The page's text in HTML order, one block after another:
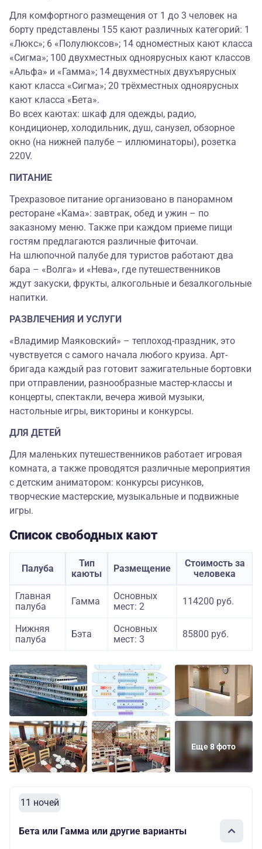
Для комфортного размещения от 1 до 3 человек на
борту представлены 155 кают различных категорий: 1
«Люкс»; 6 «Полулюксов»; 14 одноместных кают класса
«Сигма»; 100 двухместных одноярусных кают классов
«Альфа» и «Гамма»; 14 двухместных двухъярусных
кают класса «Сигма»; 20 трёхместных одноярусных
кают класса «Бета».
Во всех каютах: шкаф для одежды, радио,
кондиционер, холодильник, душ, санузел, обзорное
окно (на нижней палубе – иллюминаторы), розетка
220V.
ПИТАНИЕ
Трехразовое питание организовано в панорамном
ресторане «Кама»: завтрак, обед и ужин – по
заказному меню. Также при каждом приеме пищи
гостям предлагаются различные фиточаи.
На шлюпочной палубе для туристов работают два
бара – «Волга» и «Нева», где путешественников
ждут закуски, фрукты, алкогольные и безалкогольные
напитки.
РАЗВЛЕЧЕНИЯ И УСЛУГИ
«Владимир Маяковский» – теплоход-праздник, это
чувствуется с самого начала любого круиза. Арт-
бригада каждый раз готовит зажигательные бортовки
при отправлении, разнообразные мастер-классы и
концерты, спектакли, вечера живой музыки,
настольные игры, викторины и конкурсы.
ДЛЯ ДЕТЕЙ
Для маленьких путешественников работает игровая
комната, а также проводятся различные мероприятия
с детским аниматором: конкурсы рисунков,
творческие мастерские, музыкальные и подвижные
игры.
Список свободных кают
Палуба
Тип
каюты
Размещение
Стоимость за
человека
Главная
палуба
Гамма
Основных
мест: 2
114200 руб.
Нижняя
палуба
Бэта
Основных
мест: 3
85800 руб.
Еще 8 фото
11 ночей
Бета или Гамма или другие варианты